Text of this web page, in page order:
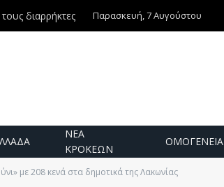
διαρρήκτες Παρασκευή, 7 Αυγούστου
ΝΕΑ
ΚΡΟΚΕΩΝ
ΟΜΟΓΕΝΕΙΑ
με 208 κενά στα δημοτικά της Λακωνίας